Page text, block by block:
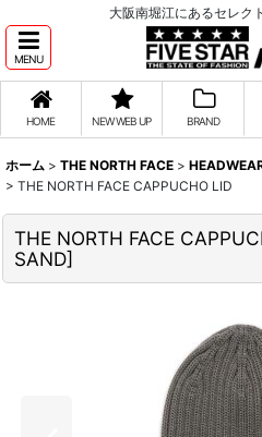
大阪南堀江にあるセレク
MENU
HOME NEW WEB UP BRAND
ホーム > THE NORTH FACE >
> THE NORTH FACE CAPPUCHO LID
THE NORTH FACE
SAND]